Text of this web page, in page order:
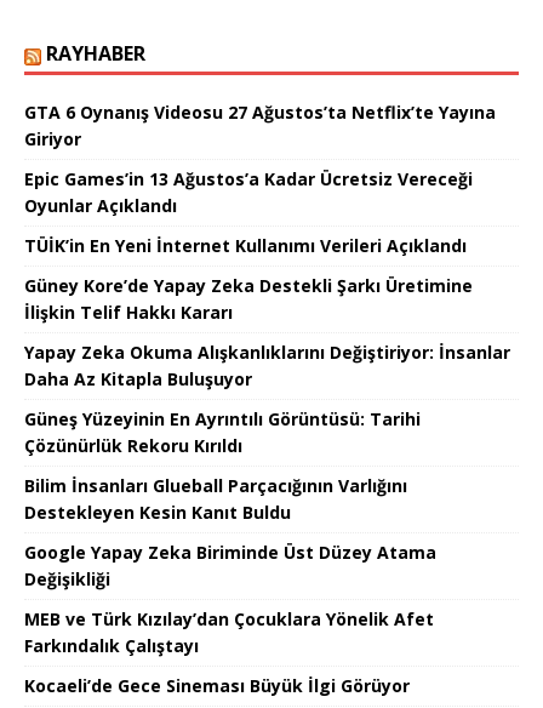
RAYHABER
GTA 6 Oynanış Videosu 27 Ağustos’ta Netflix’te Yayına
Giriyor
Epic Games’in 13 Ağustos’a Kadar Ücretsiz Vereceği
Oyunlar Açıklandı
TÜİK’in En Yeni İnternet Kullanımı Verileri Açıklandı
Güney Kore’de Yapay Zeka Destekli Şarkı Üretimine
İlişkin Telif Hakkı Kararı
Yapay Zeka Okuma Alışkanlıklarını Değiştiriyor: İnsanlar
Daha Az Kitapla Buluşuyor
Güneş Yüzeyinin En Ayrıntılı Görüntüsü: Tarihi
Çözünürlük Rekoru Kırıldı
Bilim İnsanları Glueball Parçacığının Varlığını
Destekleyen Kesin Kanıt Buldu
Google Yapay Zeka Biriminde Üst Düzey Atama
Değişikliği
MEB ve Türk Kızılay’dan Çocuklara Yönelik Afet
Farkındalık Çalıştayı
Kocaeli’de Gece Sineması Büyük İlgi Görüyor